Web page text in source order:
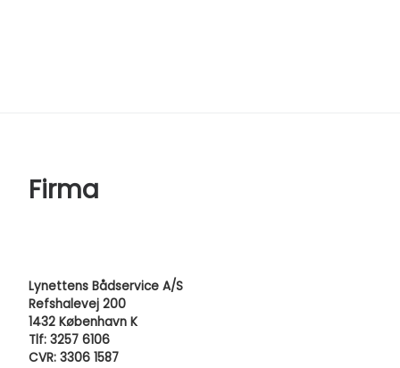
Firma
Lynettens Bådservice A/S
Refshalevej 200
1432 København K
Tlf: 3257 6106
CVR: 3306 1587